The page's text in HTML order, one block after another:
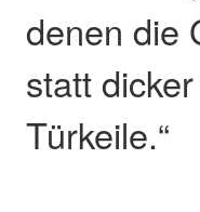
denen die
statt
Türkeile.“